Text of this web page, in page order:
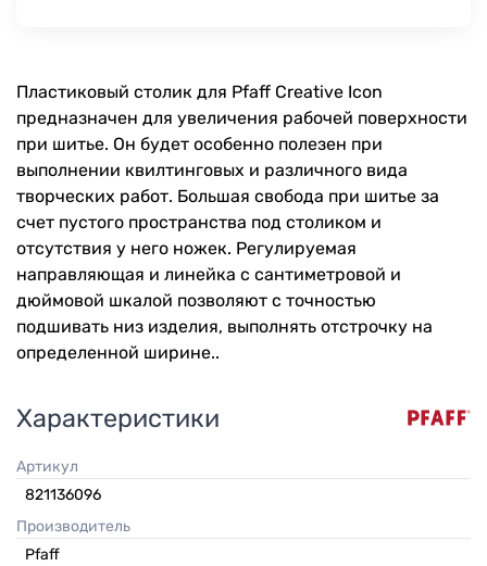
Пластиковый столик для Pfaff Creative Icon
предназначен для увеличения рабочей поверхности
при шитье. Он будет особенно полезен при
выполнении квилтинговых и различного вида
творческих работ. Большая свобода при шитье за
счет пустого пространства под столиком и
отсутствия у него ножек. Регулируемая
направляющая и линейка с сантиметровой и
дюймовой шкалой позволяют с точностью
подшивать низ изделия, выполнять отстрочку на
определенной ширине..
Характеристики
Артикул
821136096
Производитель
Pfaff